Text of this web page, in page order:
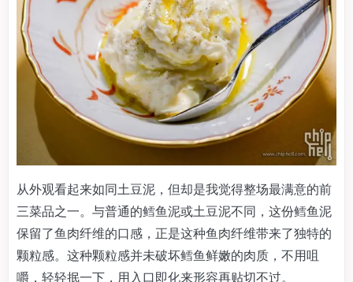
从外观看起来如同土豆泥，但却是我觉得整场最满意的前
三菜品之一。与普通的鳕鱼泥或土豆泥不同，这份鳕鱼泥
保留了鱼肉纤维的口感，正是这种鱼肉纤维带来了独特的
颗粒感。这种颗粒感并未破坏鳕鱼鲜嫩的肉质，不用咀
嚼，轻轻抿一下，用入口即化来形容再贴切不过。